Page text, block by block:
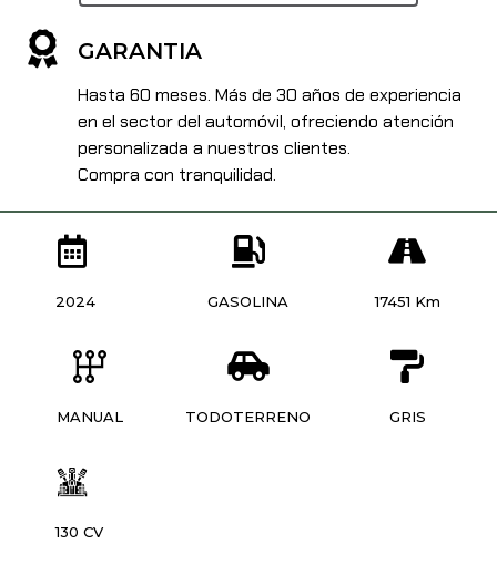
GARANTIA
Hasta 60 meses. Más de 30 años de experiencia
en el sector del automóvil, ofreciendo atención
personalizada a nuestros clientes.
Compra con tranquilidad.
2024 GASOLINA 17451 Km
MANUAL TODOTERRENO GRIS
130 CV